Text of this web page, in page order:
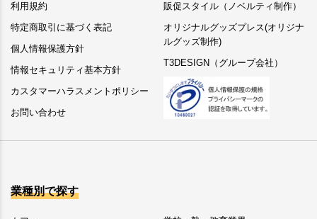
利用規約
特定商取引に基づく表記
個人情報保護方針
情報セキュリティ基本方針
カスタマーハラスメントポリシー
お問い合わせ
販促スタイル（ノベルティ制作）
オリジナルグッズプレス(オリジナ
ルグッズ制作)
T3DESIGN（グループ会社）
業種別で探す